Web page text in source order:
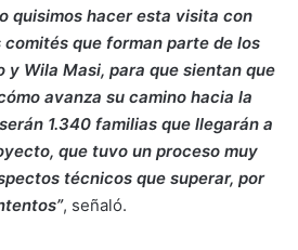
quisimos hacer esta visita con
que forman parte de los
y Wila Masi, para que sientan que
avanza su camino hacia la
1.340 familias que llegarán a
que tuvo un proceso muy
técnicos que superar, por
, señaló.